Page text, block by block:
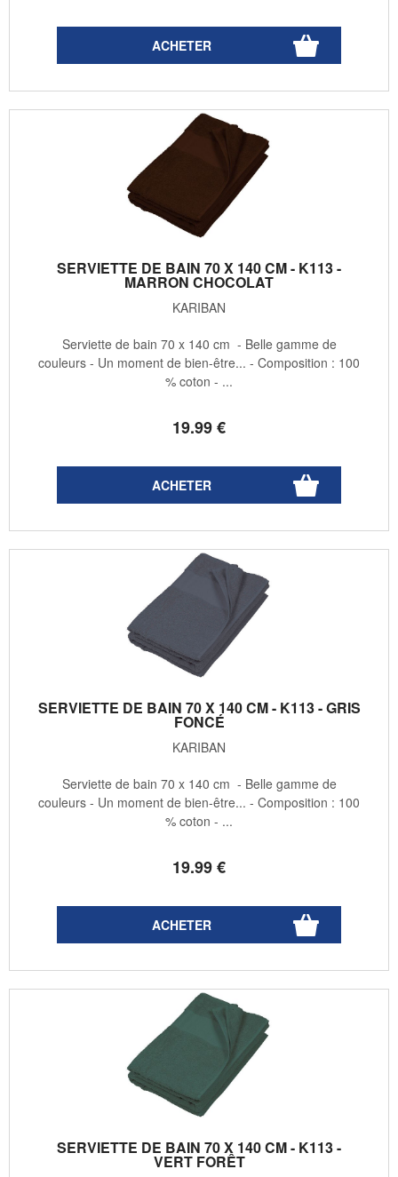
SERVIETTE DE BAIN 70 X 140 CM - K113 -
MARRON CHOCOLAT
KARIBAN
19.99€
Serviette de bain 70 x 140 cm - Belle gamme de
couleurs - Un moment de bien-être... - Composition : 100
% coton - ...
SERVIETTE DE BAIN 70 X 140 CM - K113 - GRIS
FONCÉ
KARIBAN
19.99€
Serviette de bain 70 x 140 cm - Belle gamme de
couleurs - Un moment de bien-être... - Composition : 100
% coton - ...
SERVIETTE DE BAIN 70 X 140 CM - K113 -
VERT FORÊT